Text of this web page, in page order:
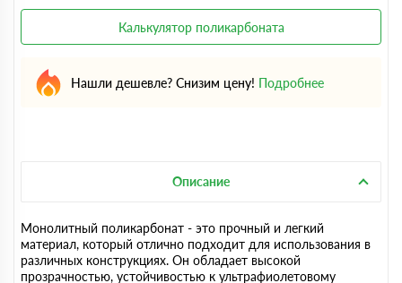
Калькулятор поликарбоната
Нашли дешевле? Снизим цену! Подробнее
Описание
Монолитный поликарбонат - это прочный и легкий
материал, который отлично подходит для использования в
различных конструкциях. Он обладает высокой
прозрачностью, устойчивостью к ультрафиолетовому